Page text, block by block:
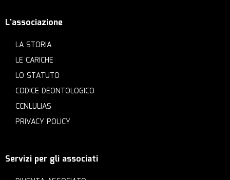
L'associazione
LA STORIA
LE CARICHE
LO STATUTO
CODICE DEONTOLOGICO
CCNLULIAS
PRIVACY POLICY
Servizi per gli associati